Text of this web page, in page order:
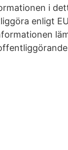
i
enligt